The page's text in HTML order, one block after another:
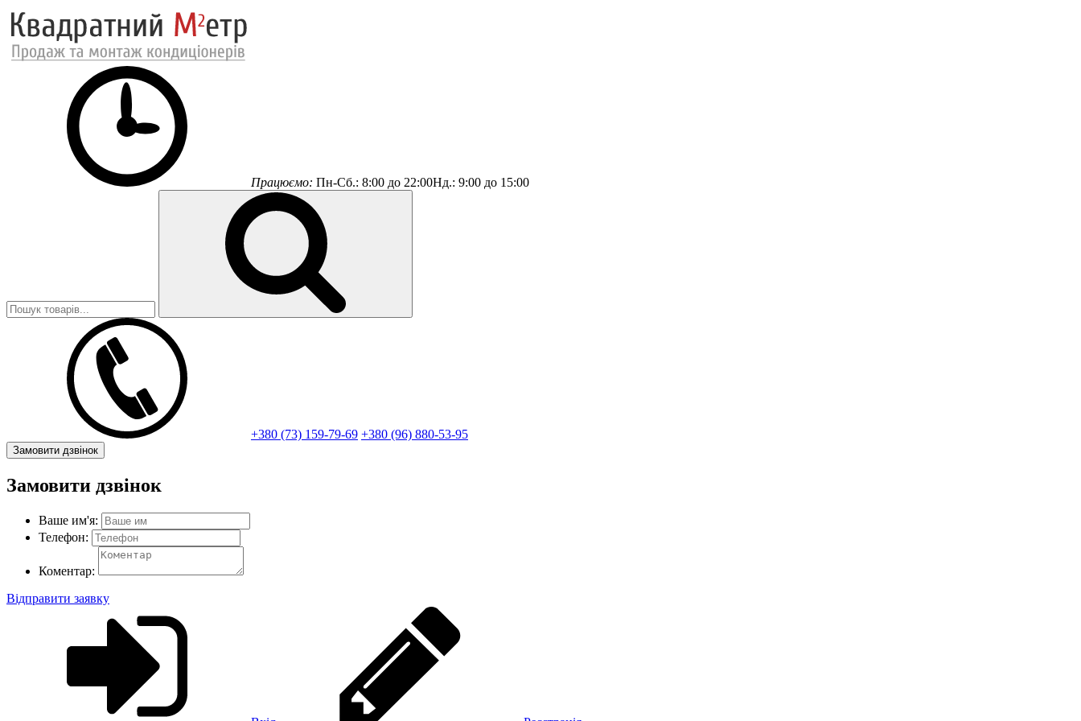
Працюємо: Пн-Сб.: 8:00 до 22:00Нд.: 9:00 до 15:00
+380 (73) 159-79-69 +380 (96) 880-53-95
Замовити дзвінок
Замовити дзвінок
Ваше им'я:
Телефон:
Коментар:
Відправити заявку